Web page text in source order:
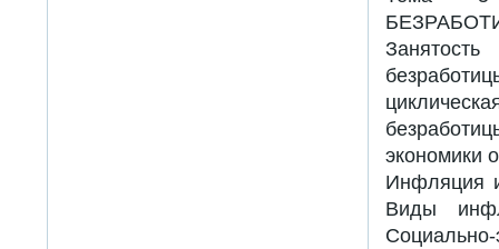
экономики
Инфляция
Виды